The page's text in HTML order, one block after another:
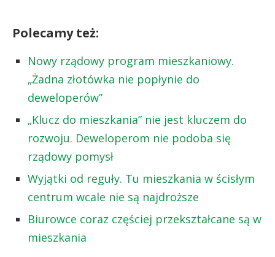
Polecamy też:
Nowy rządowy program mieszkaniowy.
„Żadna złotówka nie popłynie do
deweloperów”
„Klucz do mieszkania” nie jest kluczem do
rozwoju. Deweloperom nie podoba się
rządowy pomysł
Wyjątki od reguły. Tu mieszkania w ścisłym
centrum wcale nie są najdroższe
Biurowce coraz częściej przekształcane są w
mieszkania